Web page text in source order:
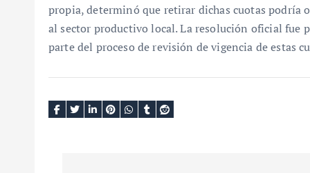
propia, determinó que retirar dichas cuotas podría
al sector productivo local. La resolución oficial fue
parte del proceso de revisión de vigencia de estas